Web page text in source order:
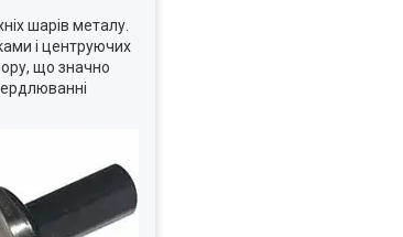
шарів металу.
і центруючих
що значно